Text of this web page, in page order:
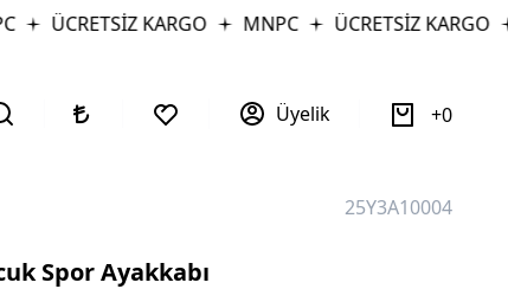
ÜCRETSİZ KARGO MNPC ÜCRETSİZ KARGO
Üyelik 0
25Y3A10004
Spor Ayakkabı